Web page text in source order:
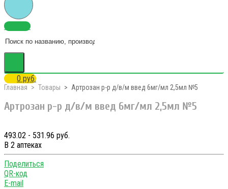
Каталог
0 руб.
Главная Товары Артрозан р-р д/в/м введ 6мг/мл 2,5мл №5
Артрозан р-р д/в/м введ 6мг/мл 2,5мл №5
493.02 - 531.96 руб.
В 2 аптеках
Поделиться
QR-код
E-mail